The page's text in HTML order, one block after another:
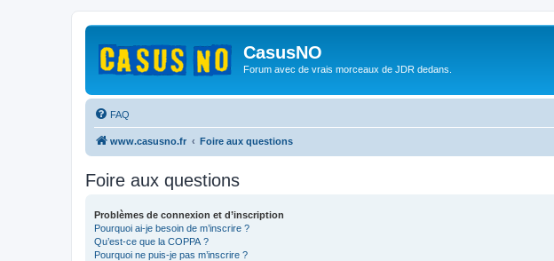
CasusNO
Forum avec de vrais morceaux de JDR dedans.
FAQ
www.casusno.fr Foire aux questions
Foire aux questions
Problèmes de connexion et d’inscription
Pourquoi ai-je besoin de m’inscrire ?
Qu’est-ce que la COPPA ?
Pourquoi ne puis-je pas m’inscrire ?